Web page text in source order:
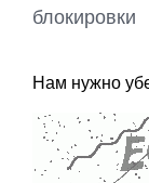
блокировки
Нам нужно